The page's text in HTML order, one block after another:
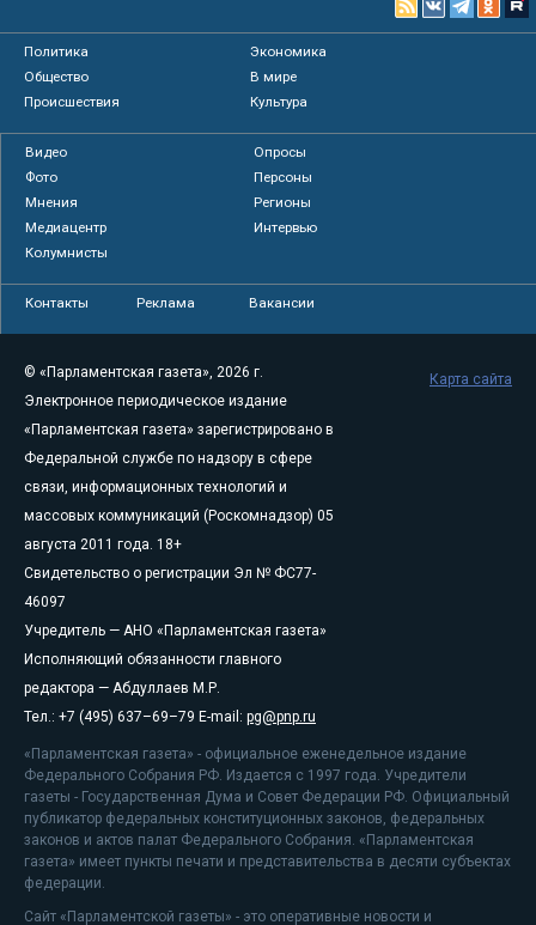
Политика
Экономика
Общество
В мире
Происшествия
Культура
Видео
Опросы
Фото
Персоны
Мнения
Регионы
Медиацентр
Интервью
Колумнисты
Контакты Реклама Вакансии
© «Парламентская газета», 2026 г.
Электронное периодическое издание
«Парламентская газета» зарегистрировано в
Федеральной службе по надзору в сфере
связи, информационных технологий и
массовых коммуникаций (Роскомнадзор) 05
августа 2011 года. 18+
Свидетельство о регистрации Эл № ФС77-
46097
Учредитель — АНО «Парламентская газета»
Исполняющий обязанности главного
редактора — Абдуллаев М.Р.
Тел.: +7 (495) 637–69–79 E-mail: pg@pnp.ru
«Парламентская газета» - официальное еженедельное издание
Федерального Собрания РФ. Издается с 1997 года. Учредители
газеты - Государственная Дума и Совет Федерации РФ. Официальный
публикатор федеральных конституционных законов, федеральных
законов и актов палат Федерального Собрания. «Парламентская
газета» имеет пункты печати и представительства в десяти субъектах
федерации.
Сайт «Парламентской газеты» - это оперативные новости и
Карта сайта